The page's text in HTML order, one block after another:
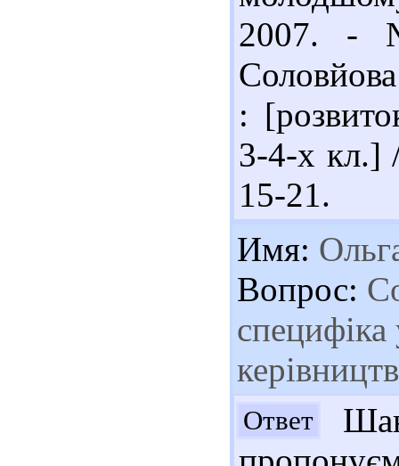
2007. -
:
3-4-х кл.]
15-21.
Имя:
Вопрос:
специфіка
Ответ